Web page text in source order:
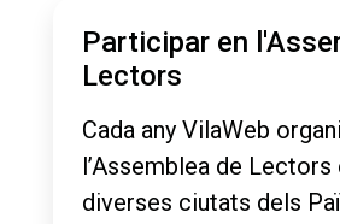
Participar en
Lectors
Cada any VilaWeb
l’Assemblea de Lectors
diverses ciutats dels